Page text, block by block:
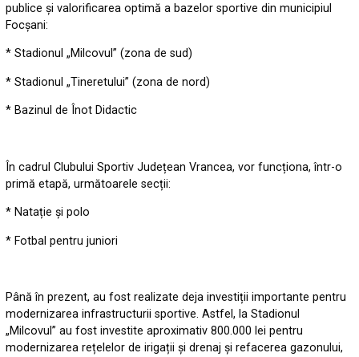
publice și valorificarea optimă a bazelor sportive din municipiul
Focșani:
* Stadionul „Milcovul” (zona de sud)
* Stadionul „Tineretului” (zona de nord)
* Bazinul de Înot Didactic
În cadrul Clubului Sportiv Județean Vrancea, vor funcționa, într-o
primă etapă, următoarele secții:
* Natație și polo
* Fotbal pentru juniori
Până în prezent, au fost realizate deja investiții importante pentru
modernizarea infrastructurii sportive. Astfel, la Stadionul
„Milcovul” au fost investite aproximativ 800.000 lei pentru
modernizarea rețelelor de irigații și drenaj și refacerea gazonului,